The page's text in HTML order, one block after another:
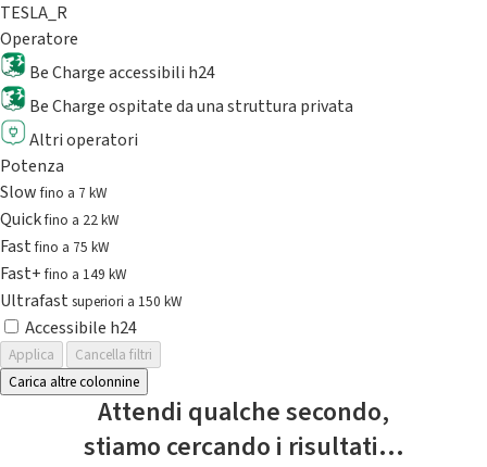
TESLA_R
Operatore
Be Charge accessibili h24
Be Charge ospitate da una struttura privata
Altri operatori
Potenza
Slowfino a 7 kW
Quickfino a 22 kW
Fastfino a 75 kW
Fast+fino a 149 kW
Ultrafast superiori a 150 kW
Accessibile h24
Applica
Cancella filtri
Carica altre colonnine
Attendi qualche secondo,
stiamo cercando i risultati...